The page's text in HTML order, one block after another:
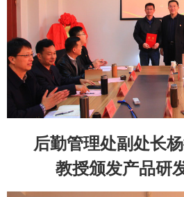
后勤管理处副处长
教授颁发产品研